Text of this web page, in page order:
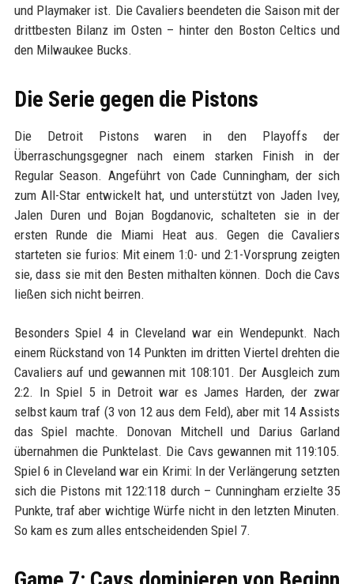
und Playmaker ist. Die Cavaliers beendeten die Saison mit der
drittbesten Bilanz im Osten – hinter den Boston Celtics und
den Milwaukee Bucks.
Die Serie gegen die Pistons
Die Detroit Pistons waren in den Playoffs der
Überraschungsgegner nach einem starken Finish in der
Regular Season. Angeführt von Cade Cunningham, der sich
zum All-Star entwickelt hat, und unterstützt von Jaden Ivey,
Jalen Duren und Bojan Bogdanovic, schalteten sie in der
ersten Runde die Miami Heat aus. Gegen die Cavaliers
starteten sie furios: Mit einem 1:0- und 2:1-Vorsprung zeigten
sie, dass sie mit den Besten mithalten können. Doch die Cavs
ließen sich nicht beirren.
Besonders Spiel 4 in Cleveland war ein Wendepunkt. Nach
einem Rückstand von 14 Punkten im dritten Viertel drehten die
Cavaliers auf und gewannen mit 108:101. Der Ausgleich zum
2:2. In Spiel 5 in Detroit war es James Harden, der zwar
selbst kaum traf (3 von 12 aus dem Feld), aber mit 14 Assists
das Spiel machte. Donovan Mitchell und Darius Garland
übernahmen die Punktelast. Die Cavs gewannen mit 119:105.
Spiel 6 in Cleveland war ein Krimi: In der Verlängerung setzten
sich die Pistons mit 122:118 durch – Cunningham erzielte 35
Punkte, traf aber wichtige Würfe nicht in den letzten Minuten.
So kam es zum alles entscheidenden Spiel 7.